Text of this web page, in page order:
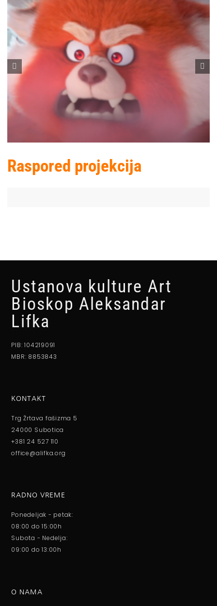
Raspored projekcija
Ustanova kulture Art
Bioskop Aleksandar
Lifka
PIB: 104219091
MBR: 8853843
KONTAKT
Trg Žrtava fašizma 5
24000 Subotica
+381 24 527 110
office@alifka.org
RADNO VREME
Ponedeljak - petak:
08:00 do 15:00h
Subota - Nedelja:
09:00 do 13:00h
O NAMA